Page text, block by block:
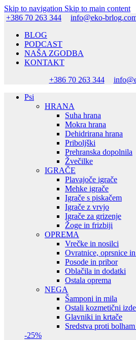
Skip to navigation Skip to main content
+386 70 263 344
info@eko-
BLOG
PODCAST
NAŠA ZGODBA
KONTAKT
+386 70 263 344
Psi
HRANA
Suha hrana
Mokra hrana
Dehidrirana hrana
Priboljški
Prehranska dopolnila
Žvečilke
IGRAČE
Plavajoče igrače
Mehke igrače
Igrače s piskačem
Igrače z vrvjo
Igrače za grizenje
Žoge in frizbiji
OPREMA
Vrečke in nosilci
Ovratnice, oprsnice
Posode in pribor
Oblačila in dodatki
Ostala oprema
NEGA
Šamponi in mila
Ostali kozmetični
Glavniki in krtače
Sredstva proti
-25%